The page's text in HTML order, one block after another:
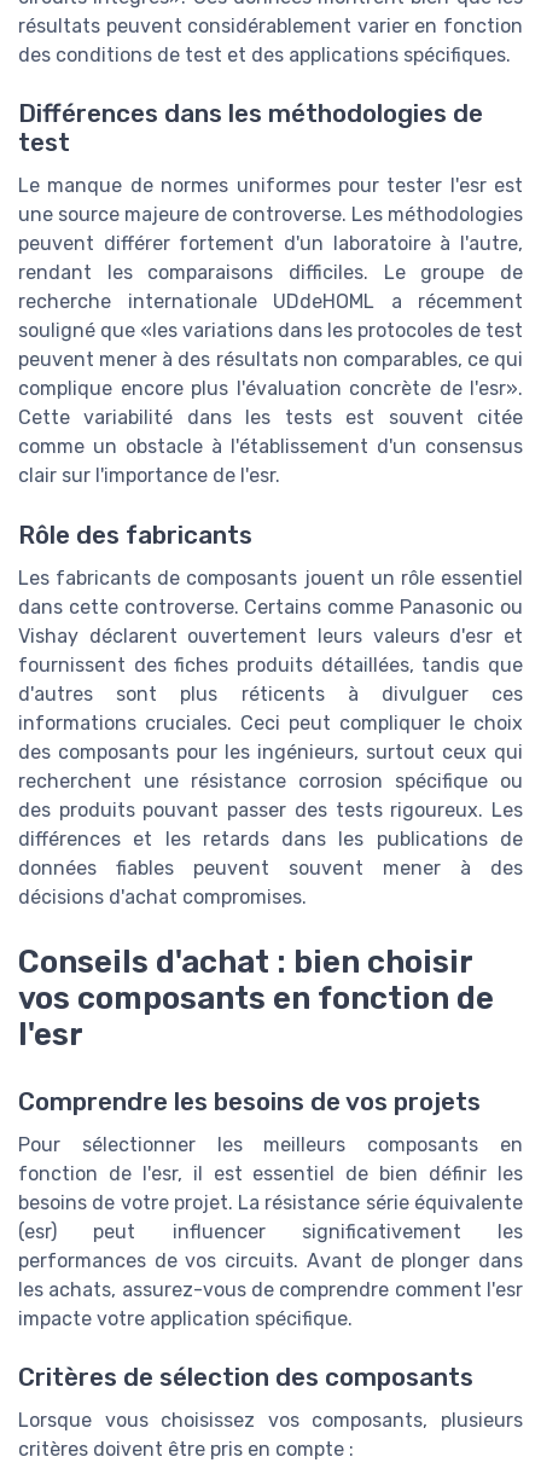
résultats peuvent considérablement varier en fonction
des conditions de test et des applications spécifiques.
Différences dans les méthodologies de
test
Le manque de normes uniformes pour tester l'esr est
une source majeure de controverse. Les méthodologies
peuvent différer fortement d'un laboratoire à l'autre,
rendant les comparaisons difficiles. Le groupe de
recherche internationale UDdeHOML a récemment
souligné que «les variations dans les protocoles de test
peuvent mener à des résultats non comparables, ce qui
complique encore plus l'évaluation concrète de l'esr».
Cette variabilité dans les tests est souvent citée
comme un obstacle à l'établissement d'un consensus
clair sur l'importance de l'esr.
Rôle des fabricants
Les fabricants de composants jouent un rôle essentiel
dans cette controverse. Certains comme Panasonic ou
Vishay déclarent ouvertement leurs valeurs d'esr et
fournissent des fiches produits détaillées, tandis que
d'autres sont plus réticents à divulguer ces
informations cruciales. Ceci peut compliquer le choix
des composants pour les ingénieurs, surtout ceux qui
recherchent une résistance corrosion spécifique ou
des produits pouvant passer des tests rigoureux. Les
différences et les retards dans les publications de
données fiables peuvent souvent mener à des
décisions d'achat compromises.
Conseils d'achat : bien choisir
vos composants en fonction de
l'esr
Comprendre les besoins de vos projets
Pour sélectionner les meilleurs composants en
fonction de l'esr, il est essentiel de bien définir les
besoins de votre projet. La résistance série équivalente
(esr) peut influencer significativement les
performances de vos circuits. Avant de plonger dans
les achats, assurez-vous de comprendre comment l'esr
impacte votre application spécifique.
Critères de sélection des composants
Lorsque vous choisissez vos composants, plusieurs
critères doivent être pris en compte :